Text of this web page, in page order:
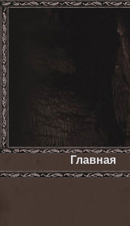
Главная